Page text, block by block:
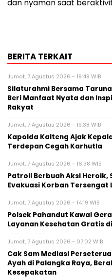
dan nyaman saat
BERITA TERKAIT
Jumat, 7 Agustus 2026 - 19:49 WIB
Silaturahmi Bersama
Beri Manfaat Nyata dan
Rakyat
Jumat, 7 Agustus 2026 - 19:38 WIB
Kapolda Kalteng Ajak
Terdepan Cegah Karhutla
Jumat, 7 Agustus 2026 - 16:38 WIB
Patroli Berbuah Aksi
Evakuasi Korban Tersengat
Jumat, 7 Agustus 2026 - 14:19 WIB
Polsek Pahandut Kawal
Layanan Kesehatan Gratis
Jumat, 7 Agustus 2026 - 07:02 WIB
Cak Sam Mediasi
Ayah di Palangka Raya,
Kesepakatan